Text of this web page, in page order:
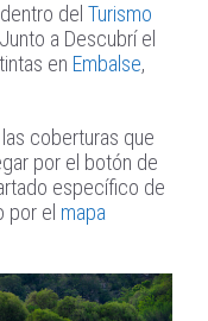
del Turismo
a Descubrí el
en Embalse,
coberturas que
por el botón de
específico de
por el mapa